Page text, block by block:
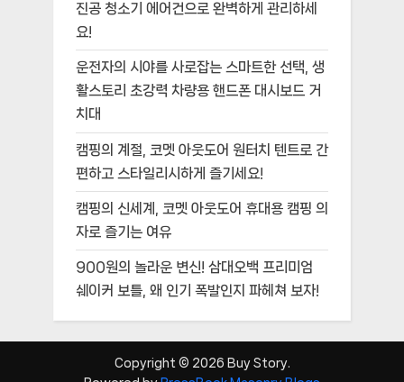
진공 청소기 에어건으로 완벽하게 관리하세
요!
운전자의 시야를 사로잡는 스마트한 선택, 생
활스토리 초강력 차량용 핸드폰 대시보드 거
치대
캠핑의 계절, 코멧 아웃도어 원터치 텐트로 간
편하고 스타일리시하게 즐기세요!
캠핑의 신세계, 코멧 아웃도어 휴대용 캠핑 의
자로 즐기는 여유
900원의 놀라운 변신! 삼대오백 프리미엄
쉐이커 보틀, 왜 인기 폭발인지 파헤쳐 보자!
Copyright © 2026 Buy Story.